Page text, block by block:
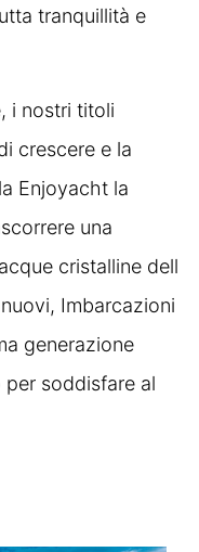
tranquillità e
i nostri titoli
crescere e la
Enjoyacht la
una
cristalline dell
Imbarcazioni
generazione
soddisfare al